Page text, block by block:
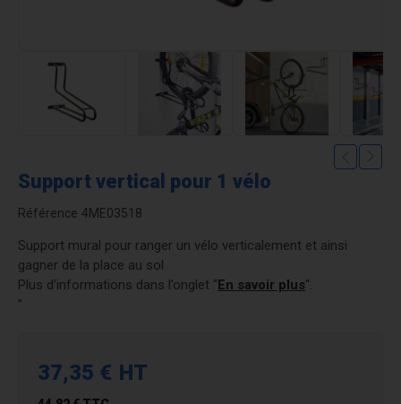
Support vertical pour 1 vélo
Référence 4ME03518
Support mural pour ranger un vélo verticalement et ainsi
gagner de la place au sol
Plus d’informations dans l’onglet “ En savoir plus“.
”
37,35 € HT